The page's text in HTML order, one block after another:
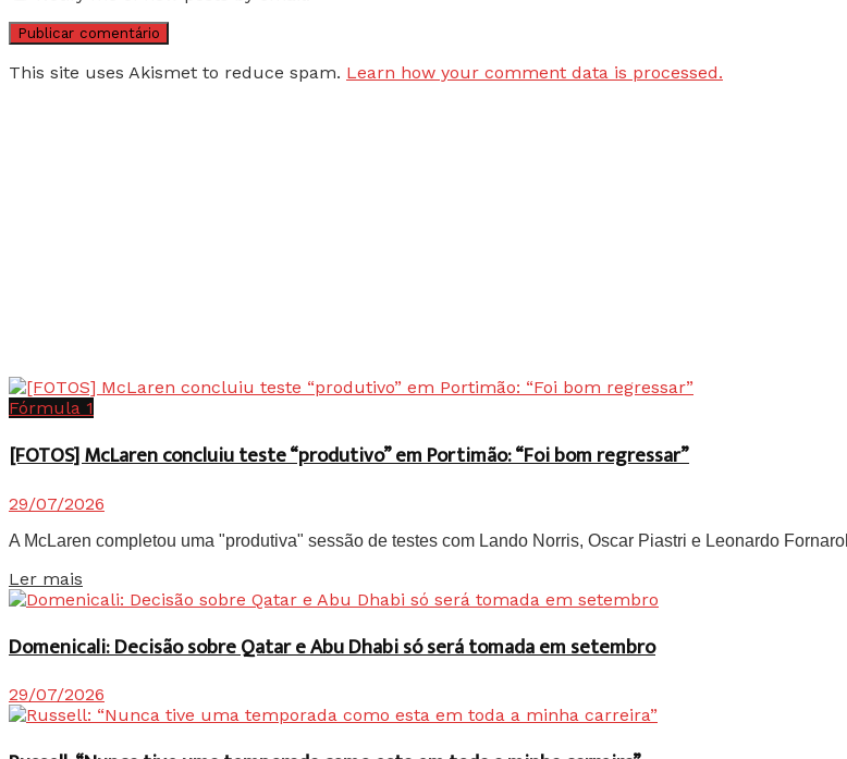
This site uses Akismet to reduce spam. Learn how your comment data is processed.
Fórmula 1
[FOTOS] McLaren concluiu teste “produtivo” em Portimão: “Foi bom regressar”
29/07/2026
A McLaren completou uma "produtiva" sessão de testes com Lando Norris, Oscar Piastri e Leonardo
Ler mais
Domenicali: Decisão sobre Qatar e Abu Dhabi só será tomada em setembro
29/07/2026